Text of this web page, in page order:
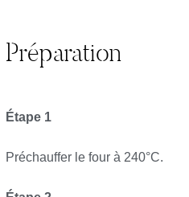
Préparation
Étape 1
Préchauffer le four à 240°C.